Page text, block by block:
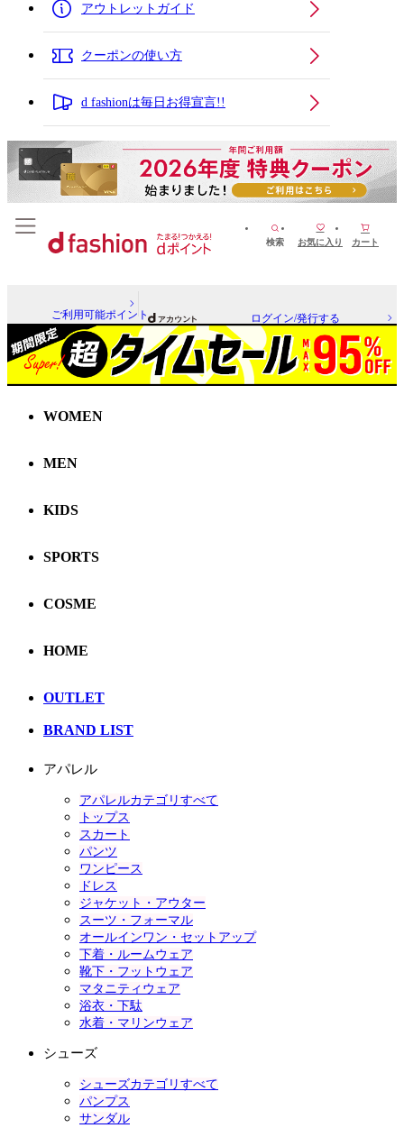
アウトレットガイド
クーポンの使い方
d fashionは毎日お得宣言!!
検索 お気に入り カート
ご利用可能ポイント ログイン/発行する
WOMEN
MEN
KIDS
SPORTS
COSME
HOME
OUTLET
BRAND LIST
アパレル
アパレルカテゴリすべて
トップス
スカート
パンツ
ワンピース
ドレス
ジャケット・アウター
スーツ・フォーマル
オールインワン・セットアップ
下着・ルームウェア
靴下・フットウェア
マタニティウェア
浴衣・下駄
水着・マリンウェア
シューズ
シューズカテゴリすべて
パンプス
サンダル